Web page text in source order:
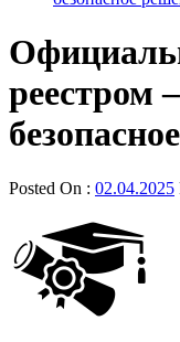
реестром
Posted On : 02.04.2025